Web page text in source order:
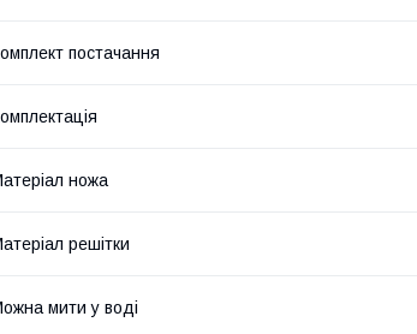
постачання
ножа
решітки
мити у воді